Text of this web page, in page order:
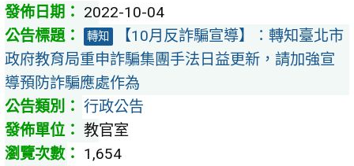
2022-10-04
轉知
【10月反詐騙宣導】：轉知臺北市
政府教育局重申詐騙集團手法日益更新，請加強宣
導預防詐騙應處作為
行政公告
教官室
1,654